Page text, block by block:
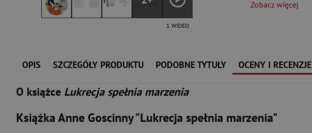
1 WIDEO
Zobacz więcej
OPIS SZCZEGÓŁY PRODUKTU PODOBNE TYTUŁY OCENY I RECENZJE
O książce Lukrecja spełnia marzenia
Książka Anne Goscinny "Lukrecja spełnia marzenia"